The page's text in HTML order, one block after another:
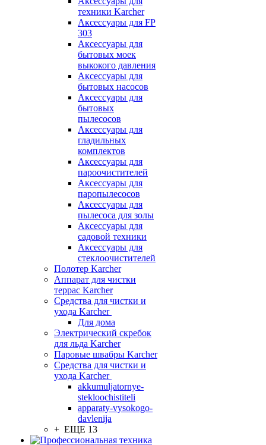
техники Karcher
Аксессуары для FP
303
Аксессуары для
бытовых моек
выкокого давления
Аксессуары для
бытовых насосов
Аксессуары для
бытовых
пылесосов
Аксессуары для
гладильных
комплектов
Аксессуары для
пароочистителей
Аксессуары для
паропылесосов
Аксессуары для
пылесоса для золы
Аксессуары для
садовой техники
Аксессуары для
стеклоочистителей
Полотер Karcher
Аппарат для чистки
террас Karcher
Средства для чистки и
ухода Karcher
Для дома
Электрический скребок
для льда Karcher
Паровые швабры Karcher
Средства для чистки и
ухода Karcher
akkumuljatornye-
stekloochistiteli
apparaty-vysokogo-
davlenija
+ ЕЩЕ 13